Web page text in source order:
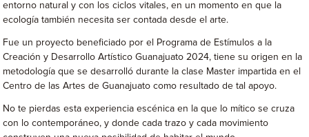
entorno natural y con los ciclos vitales, en un momento en que la
ecología también necesita ser contada desde el arte.
Fue un proyecto beneficiado por el Programa de Estímulos a la
Creación y Desarrollo Artístico Guanajuato 2024, tiene su origen en la
metodología que se desarrolló durante la clase Master impartida en el
Centro de las Artes de Guanajuato como resultado de tal apoyo.
No te pierdas esta experiencia escénica en la que lo mítico se cruza
con lo contemporáneo, y donde cada trazo y cada movimiento